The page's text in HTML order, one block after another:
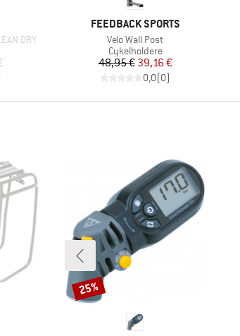
DRY
MÆRKE
FEEDBACK SPORTS
Artikel
Velo Wall Post
Produktgruppe
Cykelholdere
Pris
48,95 €Nedsat pris
39,16 €
0,0(0)
Rabat
25%